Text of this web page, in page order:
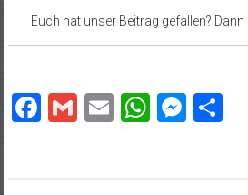
Euch hat unser Beitrag gefallen? Dann
Facebook
Gmail
Email